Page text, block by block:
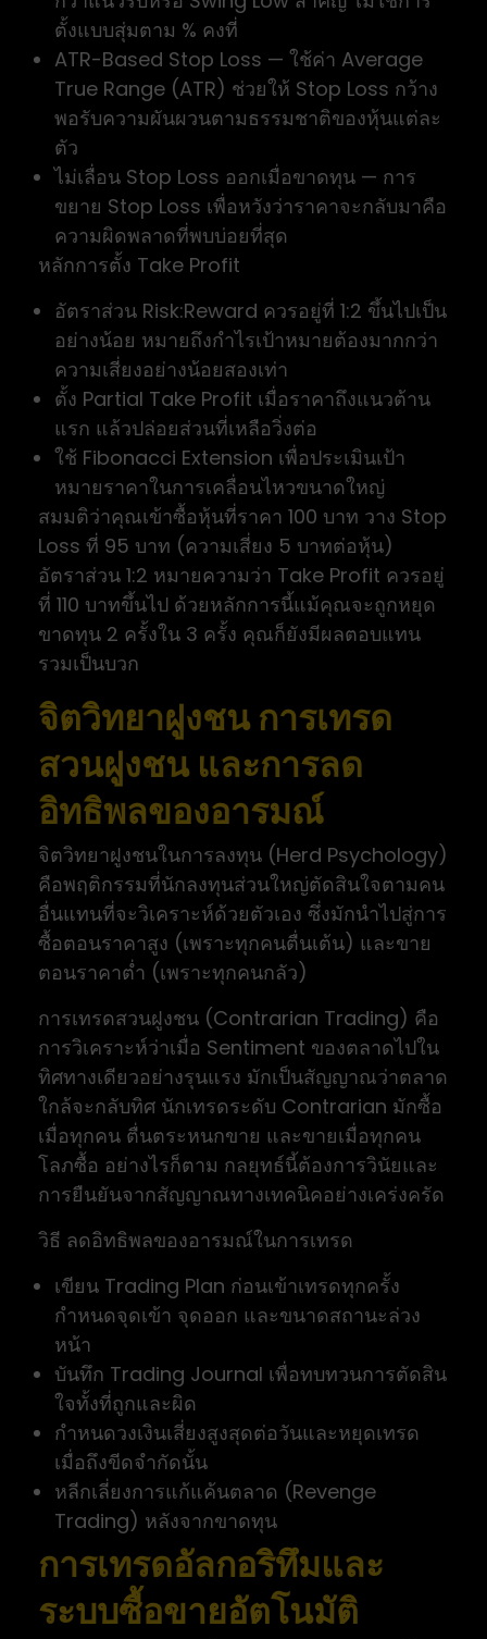
ตั้งแบบสุ่มตาม % คงที่
ATR-Based Stop Loss — ใช้ค่า Average
True Range (ATR) ช่วยให้ Stop Loss กว้าง
พอรับความผันผวนตามธรรมชาติของหุ้นแต่ละ
ตัว
ไม่เลื่อน Stop Loss ออกเมื่อขาดทุน — การ
ขยาย Stop Loss เพื่อหวังว่าราคาจะกลับมาคือ
ความผิดพลาดที่พบบ่อยที่สุด
หลักการตั้ง Take Profit
อัตราส่วน Risk:Reward ควรอยู่ที่ 1:2 ขึ้นไปเป็น
อย่างน้อย หมายถึงกำไรเป้าหมายต้องมากกว่า
ความเสี่ยงอย่างน้อยสองเท่า
ตั้ง Partial Take Profit เมื่อราคาถึงแนวต้าน
แรก แล้วปล่อยส่วนที่เหลือวิ่งต่อ
ใช้ Fibonacci Extension เพื่อประเมินเป้า
หมายราคาในการเคลื่อนไหวขนาดใหญ่
สมมติว่าคุณเข้าซื้อหุ้นที่ราคา 100 บาท วาง Stop
Loss ที่ 95 บาท (ความเสี่ยง 5 บาทต่อหุ้น)
อัตราส่วน 1:2 หมายความว่า Take Profit ควรอยู่
ที่ 110 บาทขึ้นไป ด้วยหลักการนี้แม้คุณจะถูกหยุด
ขาดทุน 2 ครั้งใน 3 ครั้ง คุณก็ยังมีผลตอบแทน
รวมเป็นบวก
จิตวิทยาฝูงชน การเทรด
สวนฝูงชน และการลด
อิทธิพลของอารมณ์
จิตวิทยาฝูงชนในการลงทุน (Herd Psychology)
คือพฤติกรรมที่นักลงทุนส่วนใหญ่ตัดสินใจตามคน
อื่นแทนที่จะวิเคราะห์ด้วยตัวเอง ซึ่งมักนำไปสู่การ
ซื้อตอนราคาสูง (เพราะทุกคนตื่นเต้น) และขาย
ตอนราคาต่ำ (เพราะทุกคนกลัว)
การเทรดสวนฝูงชน (Contrarian Trading) คือ
การวิเคราะห์ว่าเมื่อ Sentiment ของตลาดไปใน
ทิศทางเดียวอย่างรุนแรง มักเป็นสัญญาณว่าตลาด
ใกล้จะกลับทิศ นักเทรดระดับ Contrarian มักซื้อ
เมื่อทุกคน ตื่นตระหนกขาย และขายเมื่อทุกคน
โลภซื้อ อย่างไรก็ตาม กลยุทธ์นี้ต้องการวินัยและ
การยืนยันจากสัญญาณทางเทคนิคอย่างเคร่งครัด
วิธี ลดอิทธิพลของอารมณ์ในการเทรด
เขียน Trading Plan ก่อนเข้าเทรดทุกครั้ง
กำหนดจุดเข้า จุดออก และขนาดสถานะล่วง
หน้า
บันทึก Trading Journal เพื่อทบทวนการตัดสิน
ใจทั้งที่ถูกและผิด
กำหนดวงเงินเสี่ยงสูงสุดต่อวันและหยุดเทรด
เมื่อถึงขีดจำกัดนั้น
หลีกเลี่ยงการแก้แค้นตลาด (Revenge
Trading) หลังจากขาดทุน
การเทรดอัลกอริทึมและ
ระบบซื้อขายอัตโนมัติ